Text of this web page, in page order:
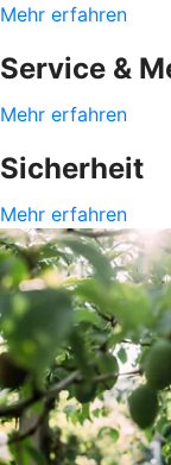
Mehr erfahren
Service &
Mehr erfahren
Sicherheit
Mehr erfahren